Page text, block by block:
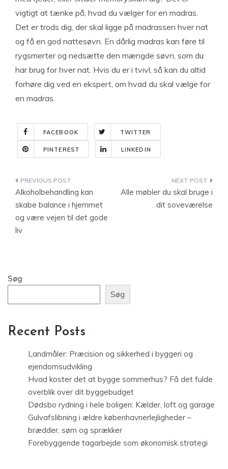
vigtigt at tænke på, hvad du vælger for en madras.
Det er trods dig, der skal ligge på madrassen hver nat
og få en god nattesøvn. En dårlig madras kan føre til
rygsmerter og nedsætte den mængde søvn, som du
har brug for hver nat. Hvis du er i tvivl, så kan du altid
forhøre dig ved en ekspert, om hvad du skal vælge for
en madras.
FACEBOOK TWITTER
PINTEREST LINKEDIN
Indlægsnavigation
Alkoholbehandling kan
skabe balance i hjemmet
og være vejen til det gode
liv
Alle møbler du skal bruge i
dit soveværelse
Søg
Søg
Recent Posts
Landmåler: Præcision og sikkerhed i byggeri og
ejendomsudvikling
Hvad koster det at bygge sommerhus? Få det fulde
overblik over dit byggebudget
Dødsbo rydning i hele boligen: Kælder, loft og garage
Gulvafslibning i ældre københavnerlejligheder –
brædder, søm og sprækker
Forebyggende tagarbejde som økonomisk strategi